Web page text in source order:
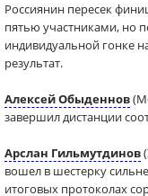
Россиянин пересек
пятью участниками, но
индивидуальной гонке
результат.
Алексей Обыденнов
завершил дистанции
Арслан Гильмутдинов
вошел в шестерку
итоговых протоколах